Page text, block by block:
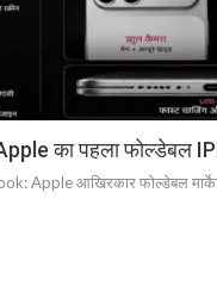
का पहला फोल्डेबल
Apple आखिरकार फोल्डेबल